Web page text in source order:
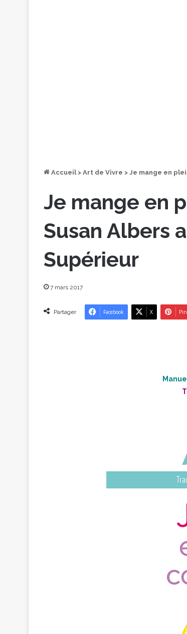
Accueil > Art de Vivre > Je mange en
Je mange en
Susan Albers
Supérieur
7 mars 2017
Partager Facebook X